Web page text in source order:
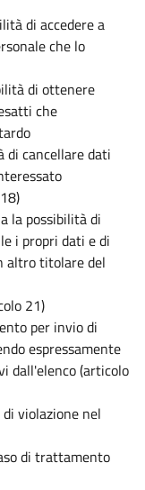
di accedere a
che lo
di ottenere
che
di cancellare dati
la possibilità di
i propri dati e di
altro titolare del
21)
per invio di
espressamente
dall'elenco (articolo
violazione nel
di trattamento